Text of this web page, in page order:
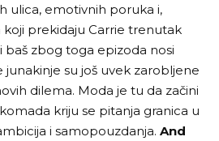
ulica, emotivnih poruka i,
koji prekidaju Carrie trenutak
baš zbog toga epizoda nosi
junakinje su još uvek zarobljene
dilema. Moda je tu da začini
kriju se pitanja granica u
i samopouzdanja. And